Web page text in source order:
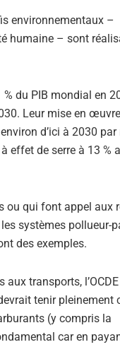
environnementaux –
humaine – sont
du PIB mondial en
Leur mise en œuvre
d’ici à 2030
effet de serre à 13 %
ou qui font appel aux
systèmes pollueur-
des exemples.
transports,
tenir pleinement
(y compris la
car en